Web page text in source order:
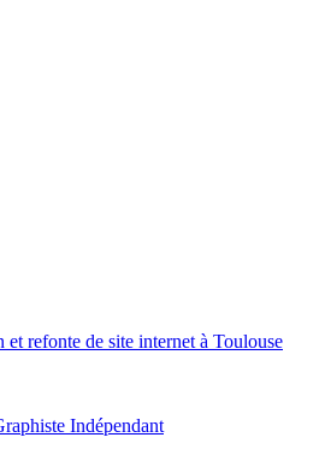
et refonte de site internet à Toulouse
Indépendant